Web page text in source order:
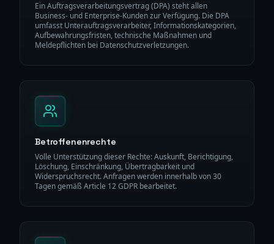
Ein Auftragsverarbeitungsvertrag (DPA) steht allen
Business- und Enterprise-Kunden zur Verfügung. Die DPA
umfasst Unterauftragsverarbeiter, Informationskategorien,
Aufbewahrungsfristen, technische Maßnahmen und
Meldepflichten bei Datenschutzverletzungen.
Betroffenenrechte
Volle Unterstützung dieser Rechte: Auskunft, Berichtigung,
Löschung, Einschränkung, Übertragbarkeit und
Widerspruchsrecht. Anfragen werden innerhalb von 30
Tagen gemäß Article 12 GDPR bearbeitet.